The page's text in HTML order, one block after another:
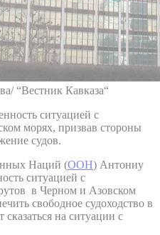
“Вестник Кавказа“
ситуацией с
морях, призвав стороны
судов.
Наций (ООН) Антониу
ситуацией с
в Черном и Азовском
свободное судоходство в
на ситуации с